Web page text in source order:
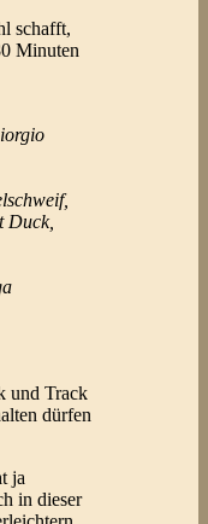
schafft,
Minuten
Duck,
und Track
dürfen
ja
in dieser